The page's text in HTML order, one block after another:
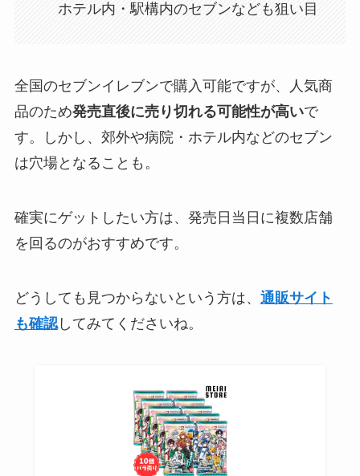
ホテル内・駅構内のセブンなども狙い目
全国のセブンイレブンで購入可能ですが、人気商
品のため発売直後に売り切れる可能性が高いで
す。しかし、郊外や病院・ホテル内などのセブン
は穴場となることも。
確実にゲットしたい方は、発売日当日に複数店舗
を回るのがおすすめです。
どうしても見つからないという方は、 通販サイト
も確認してみてくださいね。